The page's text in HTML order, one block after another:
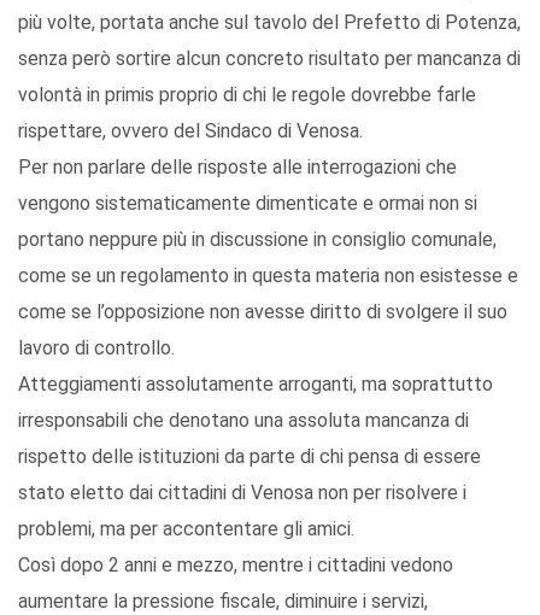
più volte, portata anche sul tavolo del Prefetto di Potenza,
senza però sortire alcun concreto risultato per mancanza di
volontà in primis proprio di chi le regole dovrebbe farle
rispettare, ovvero del Sindaco di Venosa.
Per non parlare delle risposte alle interrogazioni che
vengono sistematicamente dimenticate e ormai non si
portano neppure più in discussione in consiglio comunale,
come se un regolamento in questa materia non esistesse e
come se l’opposizione non avesse diritto di svolgere il suo
lavoro di controllo.
Atteggiamenti assolutamente arroganti, ma soprattutto
irresponsabili che denotano una assoluta mancanza di
rispetto delle istituzioni da parte di chi pensa di essere
stato eletto dai cittadini di Venosa non per risolvere i
problemi, ma per accontentare gli amici.
Così dopo 2 anni e mezzo, mentre i cittadini vedono
aumentare la pressione fiscale, diminuire i servizi,